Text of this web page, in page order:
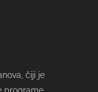
čiji je